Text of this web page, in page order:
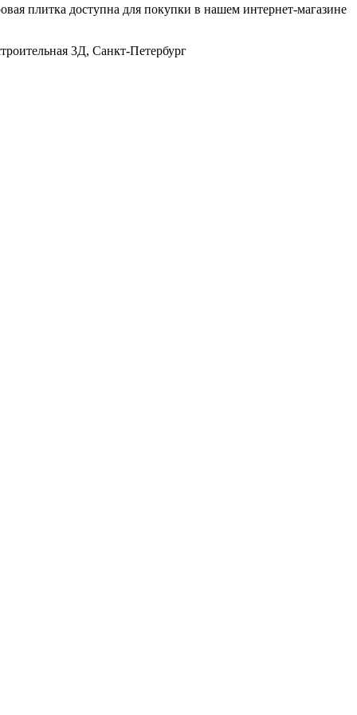
плитка доступна для покупки в нашем интернет-магазине
3Д, Санкт-Петербург